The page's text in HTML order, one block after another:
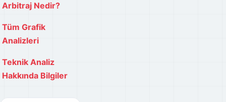
Arbitraj Nedir?
Tüm Grafik
Analizleri
Teknik Analiz
Hakkında Bilgiler